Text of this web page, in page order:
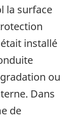
la surface
installé
ou
Dans
de